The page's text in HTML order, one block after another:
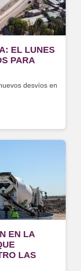
EL LUNES
PARA
desvíos en
EN LA
LAS